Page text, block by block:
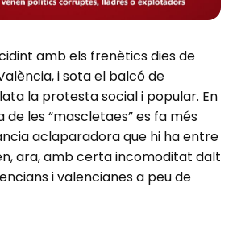
amb els frenètics dies de
i sota el balcó de
la protesta social i popular. En
les “mascletaes” es fa més
aclaparadora que hi ha entre
ara, amb certa incomoditat dalt
i valencianes a peu de